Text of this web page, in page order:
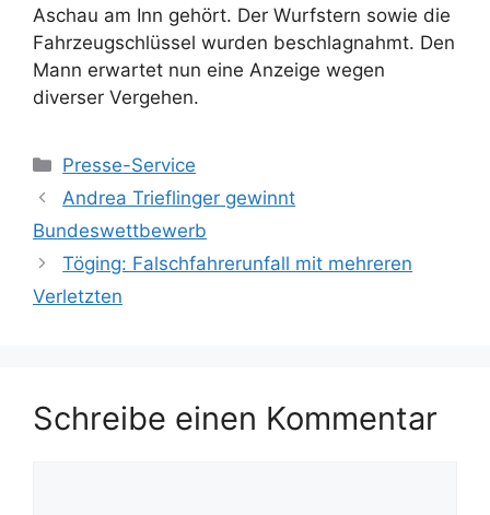
Aschau am Inn gehört. Der Wurfstern sowie die
Fahrzeugschlüssel wurden beschlagnahmt. Den
Mann erwartet nun eine Anzeige wegen
diverser Vergehen.
Kategorien
Presse-Service
Andrea Trieflinger gewinnt
Bundeswettbewerb
Töging: Falschfahrerunfall mit mehreren
Verletzten
Schreibe einen Kommentar